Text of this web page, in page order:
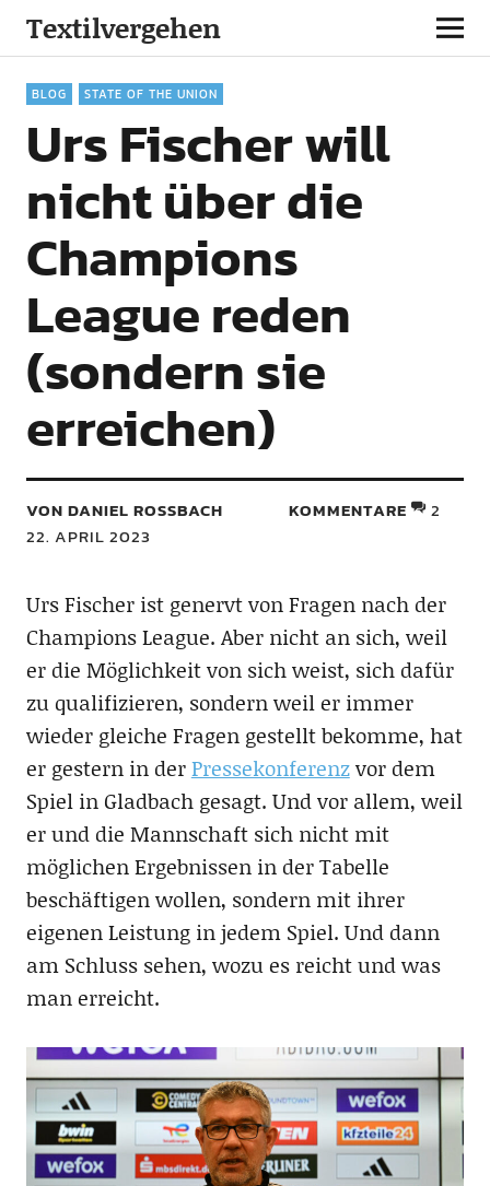
Textilvergehen
BLOG STATE OF THE UNION
Urs Fischer will
nicht über die
Champions
League reden
(sondern sie
erreichen)
VON DANIEL ROSSBACH
22. APRIL 2023
KOMMENTARE 2
Urs Fischer ist genervt von Fragen nach der
Champions League. Aber nicht an sich, weil
er die Möglichkeit von sich weist, sich dafür
zu qualifizieren, sondern weil er immer
wieder gleiche Fragen gestellt bekomme, hat
er gestern in derPressekonferenzvor dem
Spiel in Gladbach gesagt. Und vor allem, weil
er und die Mannschaft sich nicht mit
möglichen Ergebnissen in der Tabelle
beschäftigen wollen, sondern mit ihrer
eigenen Leistung in jedem Spiel. Und dann
am Schluss sehen, wozu es reicht und was
man erreicht.